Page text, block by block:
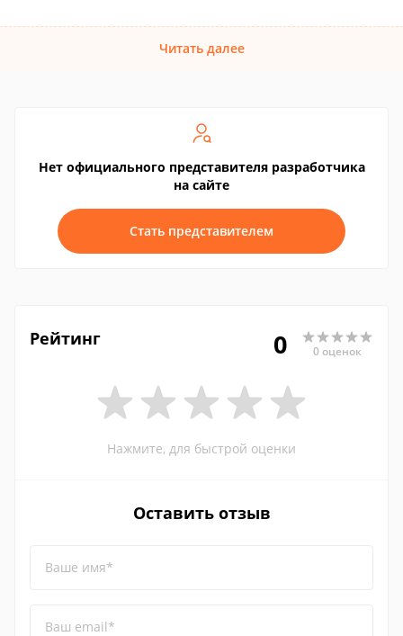
Читать далее
Нет официального представителя разработчика
на сайте
Стать представителем
Рейтинг 0 0 оценок
Нажмите, для быстрой оценки
Оставить отзыв
Ваше имя*
Ваш email*